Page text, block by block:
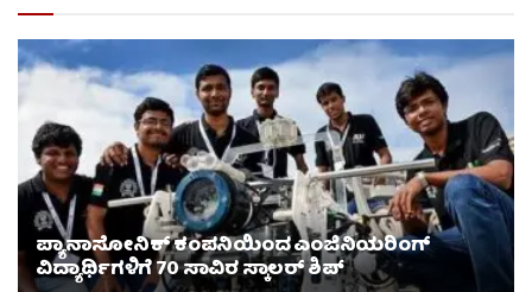
ಪ್ಯಾನಾಸೋನಿಕ್ ಕಂಪನಿಯಿಂದ ಎಂಜಿನಿಯರಿಂಗ್
ವಿದ್ಯಾರ್ಥಿಗಳಿಗೆ 70 ಸಾವಿರ ಸ್ಕಾಲರ್ ಶಿಪ್